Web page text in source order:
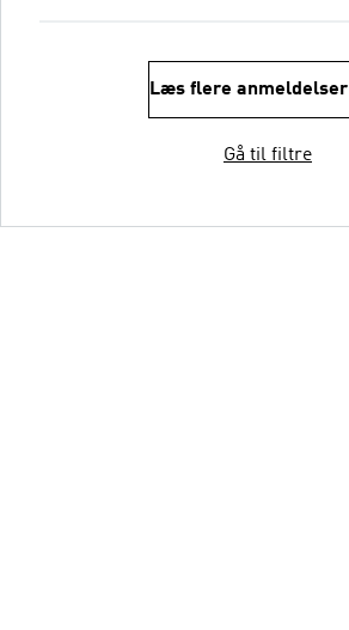
Læs flere anmeldelser
Gå til filtre